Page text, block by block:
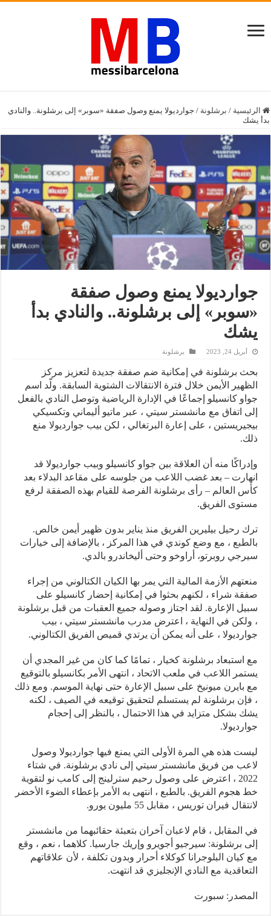
الرئيسية / برشلونة / جوارديولا يمنع وصول صفقة «سوبر» إلى برشلونة.. والنادي
بدأ يشك
جوارديولا يمنع وصول صفقة
«سوبر» إلى برشلونة.. والنادي بدأ
يشك
أبريل 24, 2023 برشلونة
بحث برشلونة في إمكانية ضم صفقة جديدة لتعزيز مركز
الظهير الأيمن خلال فترة الانتقالات الشتوية السابقة. ولّد اسم
جواو كانسيلو إجماعًا في الإدارة الرياضية وتوصل النادي بالفعل
إلى اتفاق مع مانشستر سيتي ، عبر ماتيو أليماني وتكسيكي
بيجيريستين ، على إعارة البرتغالي ، لكن بيب جوارديولا منع
ذلك.
وإدراكًا منه أن العلاقة بين جواو كانسيلو وبيب جوارديولا قد
انهارت – بعد غضب اللاعب من جلوسه على مقاعد البدلاء بعد
كأس العالم – رأى برشلونة الفرصة للقيام بهذه الصفقة لرفع
مستوى الفريق.
ترك رحيل بيليرين الفريق منذ يناير بدون ظهير أيمن خالص.
بالطبع ، مع وضع كوندي في هذا المركز ، بالإضافة إلى خيارات
سيرجي روبرتو، أراوخو وحتى أليخاندرو بالدي.
منعتهم الأزمة المالية التي يمر بها الكيان الكتالوني من إجراء
صفقة شراء ، لكنهم بحثوا في إمكانية إحضار كانسيلو على
سبيل الإعارة. لقد اجتاز وصوله جميع العقبات من قبل برشلونة
، ولكن في النهاية ، اعترض مدرب مانشستر سيتي ، بيب
جوارديولا ، على أنه يمكن أن يرتدي قميص الفريق الكتالوني.
مع استبعاد برشلونة كخيار ، تمامًا كما كان من غير المجدي أن
يستمر اللاعب في ملعب الاتحاد ، انتهى الأمر بكانسيلو بالتوقيع
مع بايرن ميونيخ على سبيل الإعارة حتى نهاية الموسم. ومع ذلك
، فإن برشلونة لم يستسلم لتحقيق توقيعه في الصيف ، لكنه
يشك بشكل متزايد في هذا الاحتمال ، بالنظر إلى إحجام
جوارديولا.
ليست هذه هي المرة الأولى التي يمنع فيها جوارديولا وصول
لاعب من فريق مانشستر سيتي إلى نادي برشلونة. في شتاء
2022 ، اعترض على وصول رحيم سترلينج إلى كامب نو لتقوية
خط هجوم الفريق. بالطبع ، انتهى به الأمر بإعطاء الضوء الأخضر
لانتقال فيران توريس ، مقابل 55 مليون يورو.
في المقابل ، قام لاعبان آخران بتعبئة حقائبهما من مانشستر
إلى برشلونة: سيرجيو أجويرو وإريك جارسيا. كلاهما ، نعم ، وقع
مع كيان البلوجرانا كوكلاء أحرار وبدون تكلفة ، لأن علاقاتهم
التعاقدية مع النادي الإنجليزي قد انتهت.
المصدر: سبورت